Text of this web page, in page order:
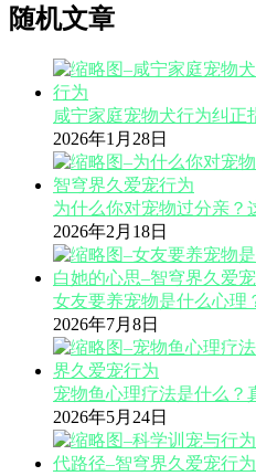
随机文章
咸宁家庭宠物犬行为纠正
2026年1月28日
为什么你对宠物过分亲？
2026年2月18日
女友要养宠物是什么心理
2026年7月8日
宠物鱼心理疗法是什么？
2026年5月24日